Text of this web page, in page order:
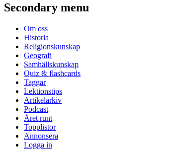
Secondary menu
Om oss
Historia
Religionskunskap
Geografi
Samhällskunskap
Quiz & flashcards
Taggar
Lektionstips
Artikelarkiv
Podcast
Året runt
Topplistor
Annonsera
Logga in